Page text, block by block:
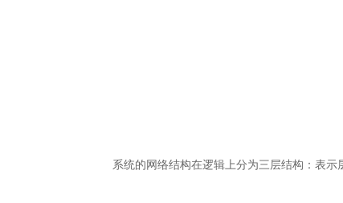
系统的网络结构在逻辑上分为三层结构：表示